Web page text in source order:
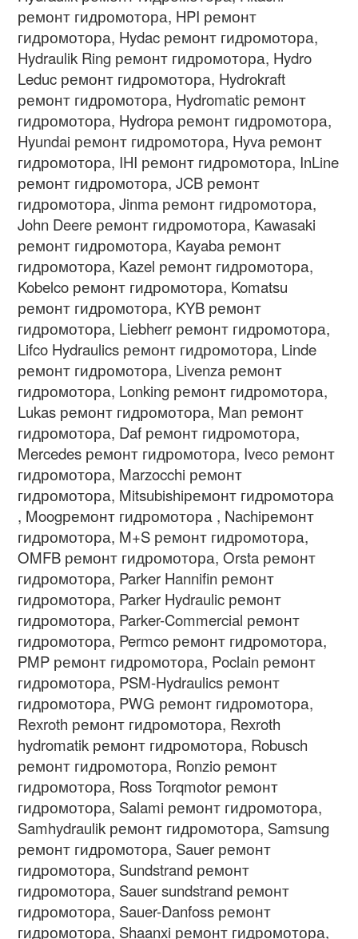
ремонт гидромотора, HPI ремонт
гидромотора, Hydac ремонт гидромотора,
Hydraulik Ring ремонт гидромотора, Hydro
Leduc ремонт гидромотора, Hydrokraft
ремонт гидромотора, Hydromatic ремонт
гидромотора, Hydropa ремонт гидромотора,
Hyundai ремонт гидромотора, Hyva ремонт
гидромотора, IHI ремонт гидромотора, InLine
ремонт гидромотора, JCB ремонт
гидромотора, Jinma ремонт гидромотора,
John Deere ремонт гидромотора, Kawasaki
ремонт гидромотора, Kayaba ремонт
гидромотора, Kazel ремонт гидромотора,
Kobelco ремонт гидромотора, Komatsu
ремонт гидромотора, KYB ремонт
гидромотора, Liebherr ремонт гидромотора,
Lifco Hydraulics ремонт гидромотора, Linde
ремонт гидромотора, Livenza ремонт
гидромотора, Lonking ремонт гидромотора,
Lukas ремонт гидромотора, Man ремонт
гидромотора, Daf ремонт гидромотора,
Mercedes ремонт гидромотора, Iveco ремонт
гидромотора, Marzocchi ремонт
гидромотора, Mitsubishiремонт гидромотора
, Moogремонт гидромотора , Nachiремонт
гидромотора, M+S ремонт гидромотора,
OMFB ремонт гидромотора, Orsta ремонт
гидромотора, Parker Hannifin ремонт
гидромотора, Parker Hydraulic ремонт
гидромотора, Parker-Commercial ремонт
гидромотора, Permco ремонт гидромотора,
PMP ремонт гидромотора, Poclain ремонт
гидромотора, PSM-Hydraulics ремонт
гидромотора, PWG ремонт гидромотора,
Rexroth ремонт гидромотора, Rexroth
hydromatik ремонт гидромотора, Robusch
ремонт гидромотора, Ronzio ремонт
гидромотора, Ross Torqmotor ремонт
гидромотора, Salami ремонт гидромотора,
Samhydraulik ремонт гидромотора, Samsung
ремонт гидромотора, Sauer ремонт
гидромотора, Sundstrand ремонт
гидромотора, Sauer sundstrand ремонт
гидромотора, Sauer-Danfoss ремонт
гидромотора, Shaanxi ремонт гидромотора,